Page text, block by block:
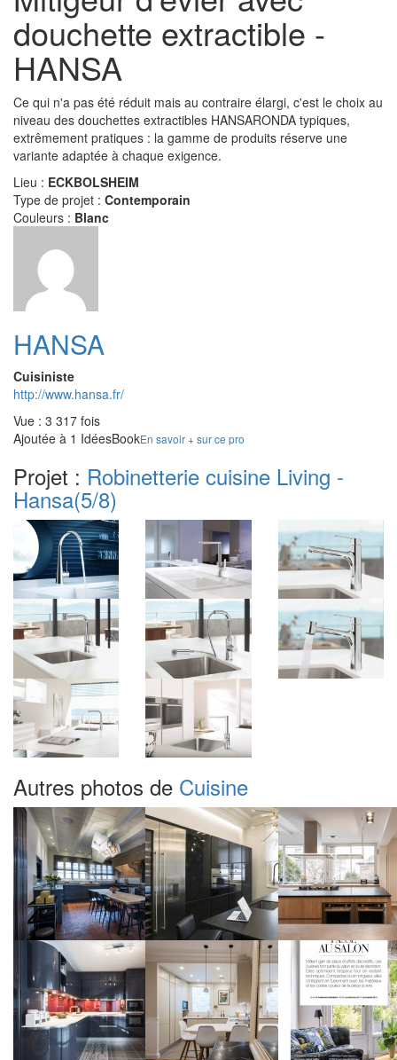
douchette extractible -
HANSA
Ce qui n'a pas été réduit mais au contraire élargi, c'est le choix au
niveau des douchettes extractibles HANSARONDA typiques,
extrêmement pratiques : la gamme de produits réserve une
variante adaptée à chaque exigence.
Lieu : ECKBOLSHEIM
Type de projet : Contemporain
Couleurs : Blanc
HANSA
Cuisiniste
http://www.hansa.fr/
Vue : 3 317 fois
Ajoutée à 1 IdéesBookEn savoir + sur ce pro
Projet : Robinetterie cuisine Living -
Hansa(5/8)
Autres photos de Cuisine